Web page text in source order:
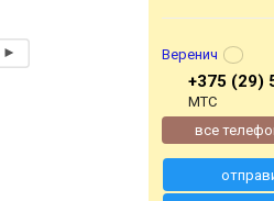
Веренич
+375 (29)
МТС
все